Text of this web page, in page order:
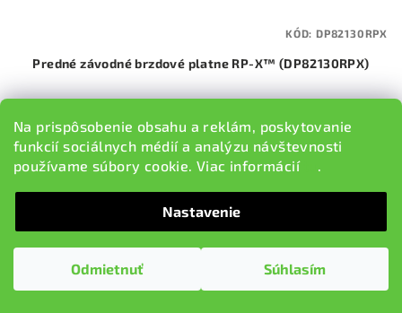
Na prispôsobenie obsahu a reklám, poskytovanie
funkcií sociálnych médií a analýzu návštevnosti
používame súbory cookie. Viac informácií
.
Nastavenie
Odmietnuť Súhlasím
Predné závodné brzdové platne RP-X™ (DP82130RPX)
€297,79
Na sklade v EU, dodacia lehota 5-9 pracovných dní
Do košíka
KÓD: DP82130RPX